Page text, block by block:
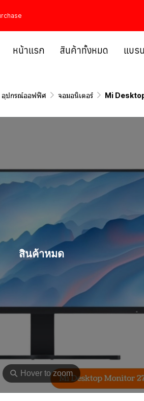
หน้าแรก สินค้าทั้งหมด แบร
อุปกรณ์ออฟฟิศ จอมอนิเตอร์ Mi
⚲ Hover to zoom
สินค้าหมด